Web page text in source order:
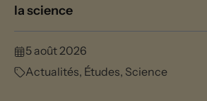
la science
5 août 2026
Actualités, Études, Science